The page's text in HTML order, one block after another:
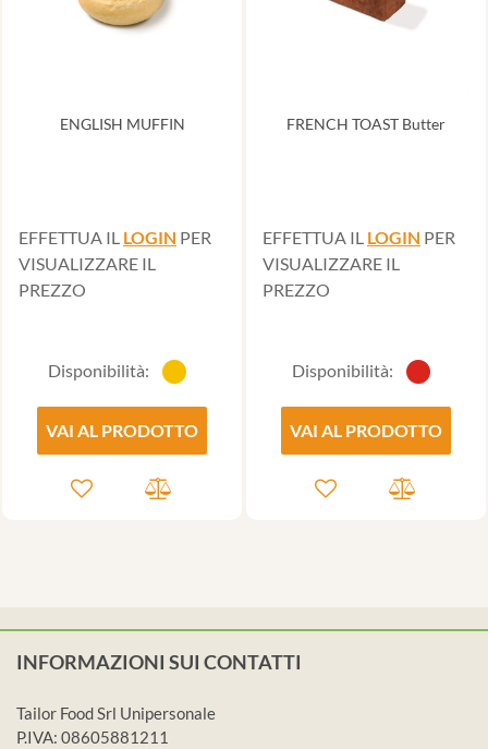
ENGLISH MUFFIN
EFFETTUA IL LOGIN PER
VISUALIZZARE IL
PREZZO
Disponibilità:
VAI AL PRODOTTO
FRENCH TOAST Butter
EFFETTUA IL LOGIN PER
VISUALIZZARE IL
PREZZO
Disponibilità:
VAI AL PRODOTTO
INFORMAZIONI SUI CONTATTI
Tailor Food Srl Unipersonale
P.IVA: 08605881211